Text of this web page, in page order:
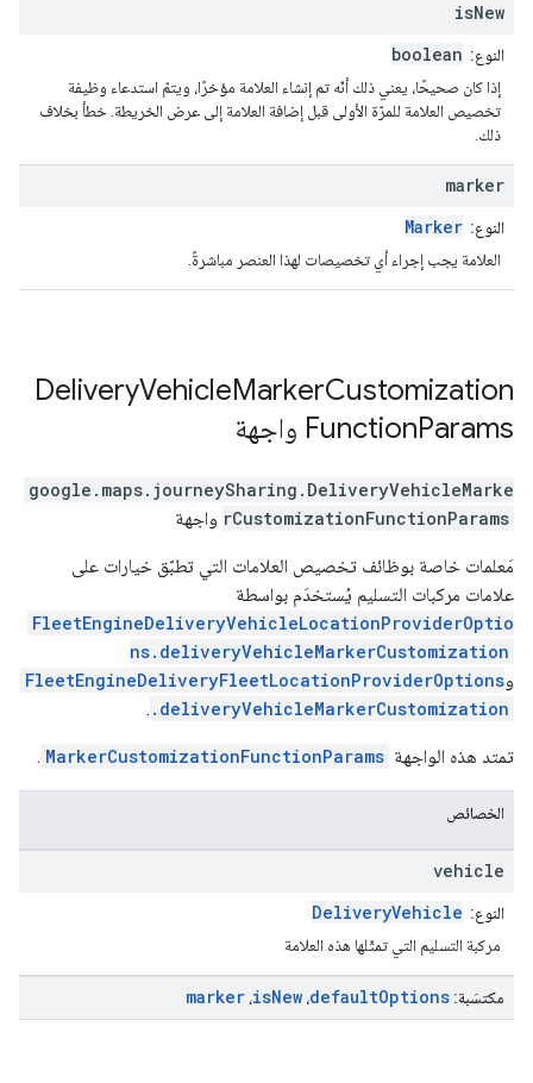
isNew
النوع: boolean
إذا كان صحيحًا، يعني ذلك أنّه تم إنشاء العلامة مؤخرًا، ويتمّ استدعاء وظيفة
تخصيص العلامة للمرّة الأولى قبل إضافة العلامة إلى عرض الخريطة. خطأ بخلاف
ذلك.
marker
النوع: Marker
العلامة يجب إجراء أي تخصيصات لهذا العنصر مباشرةً.
DeliveryVehicleMarkerCustomization
FunctionParams واجهة
google.maps.journeySharing . DeliveryVehicleMarke
rCustomizationFunctionParams واجهة
مَعلمات خاصة بوظائف تخصيص العلامات التي تطبّق خيارات على
علامات مركبات التسليم يُستخدَم بواسطة
FleetEngineDeliveryVehicleLocationProviderOptio
ns.deliveryVehicleMarkerCustomization
وFleetEngineDeliveryFleetLocationProviderOptions
.deliveryVehicleMarkerCustomization
.
تمتد هذه الواجهة MarkerCustomizationFunctionParams
.
الخصائص
vehicle
النوع: DeliveryVehicle
مركبة التسليم التي تمثّلها هذه العلامة
مكتسَبة: defaultOptions ، isNew ، marker